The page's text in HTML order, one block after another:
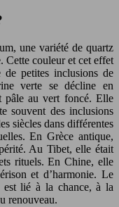
une variété de quartz
Cette couleur et cet effet
de petites inclusions de
verte se décline en
pâle au vert foncé. Elle
souvent des inclusions
siècles dans différentes
En Grèce antique,
Au Tibet, elle était
rituels. En Chine, elle
et d’harmonie. Le
est lié à la chance, à la
renouveau.